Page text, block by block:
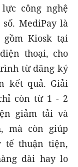
công nghệ
MediPay là
Kiosk tại
thoại, cho
từ đăng ký
kết quả. Giải
còn từ 1 - 2
giảm tải và
mà còn giúp
tế thuận tiện,
dài hay lo